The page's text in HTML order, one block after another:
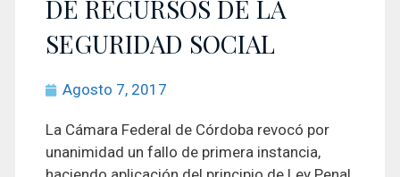
DE RECURSOS DE LA
SEGURIDAD SOCIAL
Agosto 7, 2017
La Cámara Federal de Córdoba revocó por
unanimidad un fallo de primera instancia,